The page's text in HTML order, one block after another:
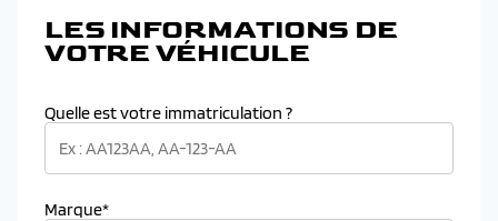
LES INFORMATIONS DE
VOTRE VÉHICULE
Quelle est votre immatriculation ?
Marque*